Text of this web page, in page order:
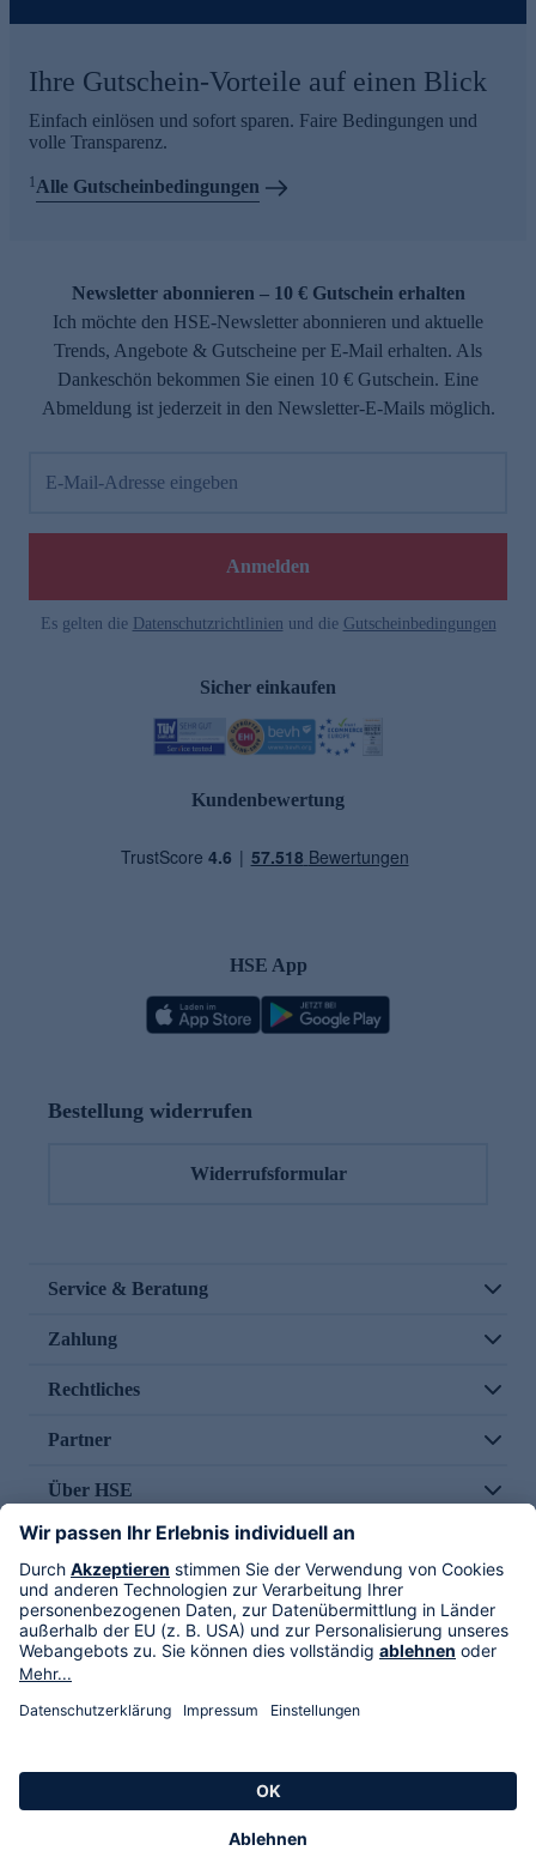
Ihre Gutschein-Vorteile auf einen Blick
Einfach einlösen und sofort sparen. Faire Bedingungen und
volle Transparenz.
1Alle Gutscheinbedingungen
Newsletter abonnieren – 10 € Gutschein erhalten
Ich möchte den HSE-Newsletter abonnieren und aktuelle
Trends, Angebote & Gutscheine per E-Mail erhalten. Als
Dankeschön bekommen Sie einen 10 € Gutschein. Eine
Abmeldung ist jederzeit in den Newsletter-E-Mails möglich.
E-Mail-Adresse eingeben
Anmelden
Es gelten die Datenschutzrichtlinien und die Gutscheinbedingungen
Sicher einkaufen
Kundenbewertung
HSE App
Bestellung widerrufen
Widerrufsformular
Service & Beratung
Zahlung
Rechtliches
Partner
Über HSE
Im TV
HSE International